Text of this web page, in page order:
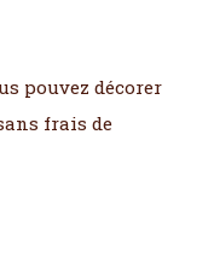
pouvez décorer
frais de